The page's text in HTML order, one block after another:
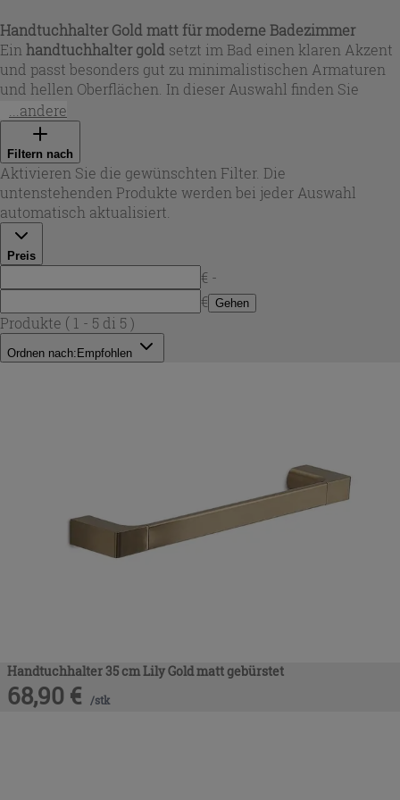
Handtuchhalter Gold matt für moderne Badezimmer
Ein handtuchhalter gold setzt im Bad einen klaren Akzent
und passt besonders gut zu minimalistischen Armaturen
und hellen Oberflächen. In dieser Auswahl finden Sie
goldene handtuchhalter
hochwertiger Oberflächenveredelung, die auf
Alltagstauglichkeit ausgelegt ist: robust, pflegeleicht und
langlebig. Viele Varianten sind alshandtuchhalter gold
mattgebürstet erhältlich und wirken dadurch edel, ohne
zu spiegeln – ideal, wenn Sie ein ruhiges, modernes
Gesamtbild schaffen möchten.
...andere
Filtern nach
Aktivieren Sie die gewünschten Filter. Die
untenstehenden Produkte werden bei jeder Auswahl
automatisch aktualisiert.
Preis
€ -
€ Gehen
Produkte ( 1 - 5 di 5 )
Ordnen nach: Empfohlen
Handtuchhalter 35 cm Lily Gold matt gebürstet
68,90 € /stk